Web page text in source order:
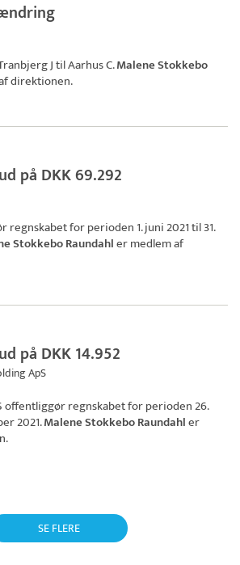
J til Aarhus C.Malene Stokkebo
direktionen.
på DKK 69.292
regnskabet for perioden 1. juni 2021 til 31.
Stokkebo Raundahler medlem af
på DKK 14.952
ApS
offentliggør regnskabet for perioden 26.
2021.Malene Stokkebo Raundahler
SE FLERE